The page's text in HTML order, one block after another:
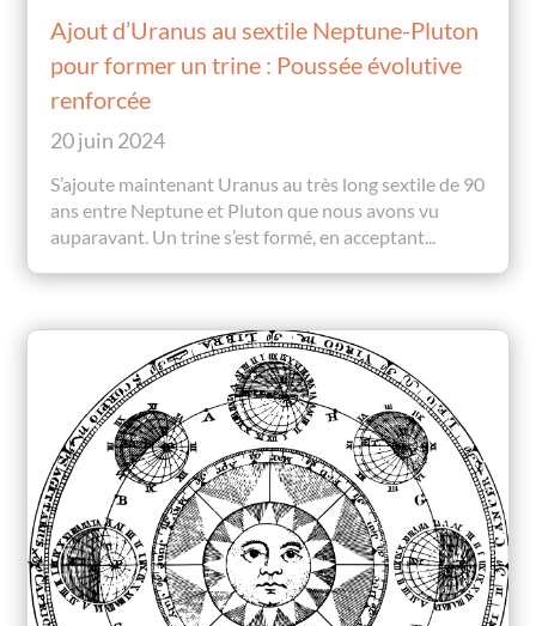
Ajout d’Uranus au sextile Neptune-Pluton
pour former un trine : Poussée évolutive
renforcée
20 juin 2024
S’ajoute maintenant Uranus au très long sextile de 90
ans entre Neptune et Pluton que nous avons vu
auparavant. Un trine s’est formé, en acceptant...